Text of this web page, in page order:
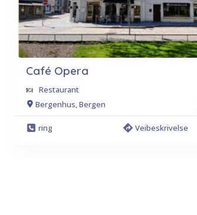
Café Opera
Restaurant
Bergenhus, Bergen
ring
Veibeskrivelse